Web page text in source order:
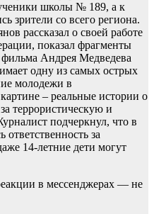
школы № 189, а к
зрители со всего региона.
рассказал о своей работе
показал фрагменты
Андрея Медведева
одну из самых острых
молодежи в
– реальные истории о
террористическую и
подчеркнул, что в
ответственность за
14-летние дети могут
в мессенджерах — не